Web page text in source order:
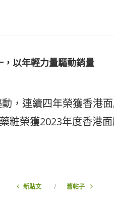
以年輕力量驅動銷量
，連續四年榮獲香港
粧榮獲2023年度香港
新貼文 舊帖子